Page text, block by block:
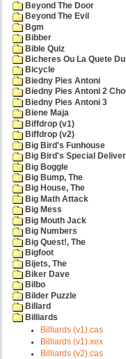
Beyond The Door
Beyond The Evil
Bgm
Bibber
Bible Quiz
Bicheres Ou La Quete
Bicycle
Biedny Pies Antoni
Biedny Pies Antoni 2
Biedny Pies Antoni 3
Biene Maja
Biffdrop (v1)
Biffdrop (v2)
Big Bird's Funhouse
Big Bird's Special
Big Boggle
Big Bump, The
Big House, The
Big Math Attack
Big Mess
Big Mouth Jack
Big Numbers
Big Quest!, The
Bigfoot
Bijets, The
Biker Dave
Bilbo
Bilder Puzzle
Billard
Billiards
Billiards (v1).cas
Billiards (v1).xex
Billiards (v2).cas